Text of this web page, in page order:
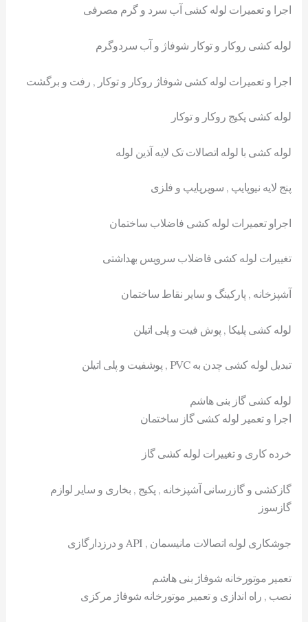
اجرا و تعمیرات لوله کشی آب سرد و گرم مصرفی
لوله کشی روکار و توکار شوفاژ و آب سردوگرم
اجرا و تعمیرات لوله کشی شوفاژ روکار و توکار , رفت و برگشت
لوله کشی پکیج روکار و توکار
لوله کشی با لوله اتصالات تک لایه آذین لوله
پنج لایه نیوپایپ , سوپرپایپ و فلزی
اجراو تعمیرات لوله کشی فاضلاب ساختمان
تغییرات لوله کشی فاضلاب سرویس بهداشتی
آشپزخانه , پارکینگ و سایر نقاط ساختمان
لوله کشی پلیکا , پوش فیت و پلی اتیلن
تبدیل لوله کشی چدن به PVC , پوشفیت و پلی اتیلن
لوله کشی گاز بنی هاشم
اجرا و تعمیر لوله کشی گاز ساختمان
خرده کاری و تغییرات لوله کشی گاز
گازکشی و گازرسانی آشپزخانه , پکیج , بخاری و سایر لوازم
گازسوز
جوشکاری لوله اتصالات مانیسمان , API و درزدارگازی
تعمیر موتورخانه شوفاژ بنی هاشم
نصب , راه اندازی و تعمیر موتورخانه شوفاژ مرکزی